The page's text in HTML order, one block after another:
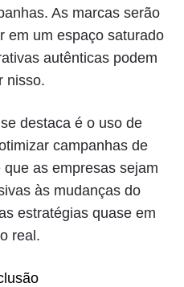
As marcas serão
em um espaço saturado
autênticas podem
nisso.
destaca é o uso de
campanhas de
as empresas sejam
às mudanças do
estratégias quase em
real.